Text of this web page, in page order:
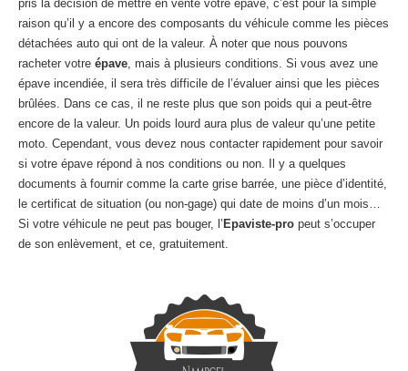
pris la décision de mettre en vente votre épave, c’est pour la simple
raison qu’il y a encore des composants du véhicule comme les pièces
détachées auto qui ont de la valeur. À noter que nous pouvons
racheter votre épave, mais à plusieurs conditions. Si vous avez une
épave incendiée, il sera très difficile de l’évaluer ainsi que les pièces
brûlées. Dans ce cas, il ne reste plus que son poids qui a peut-être
encore de la valeur. Un poids lourd aura plus de valeur qu’une petite
moto. Cependant, vous devez nous contacter rapidement pour savoir
si votre épave répond à nos conditions ou non. Il y a quelques
documents à fournir comme la carte grise barrée, une pièce d’identité,
le certificat de situation (ou non-gage) qui date de moins d’un mois…
Si votre véhicule ne peut pas bouger, l’ Epaviste-pro peut s’occuper
de son enlèvement, et ce, gratuitement.